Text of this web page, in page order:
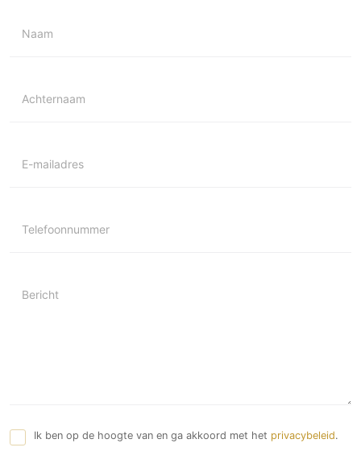
Schilderwerk
Naam
Achternaam
E-mailadres
Telefoonnummer
Bericht
Ik ben op de hoogte van en ga akkoord met het privacybeleid.